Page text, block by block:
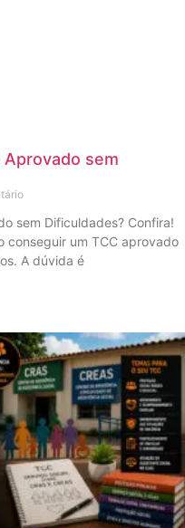
Aprovado sem
sem Dificuldades? Confira!
conseguir um TCC aprovado
A dúvida é